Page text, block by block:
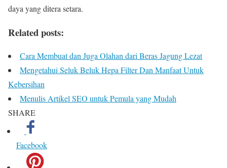
daya yang ditera setara.
Related posts:
Cara Membuat dan Juga Olahan dari Beras Jagung Lezat
Mengetahui Seluk Beluk Hepa Filter Dan Manfaat Untuk
Kebersihan
Menulis Artikel SEO untuk Pemula yang Mudah
SHARE
Facebook